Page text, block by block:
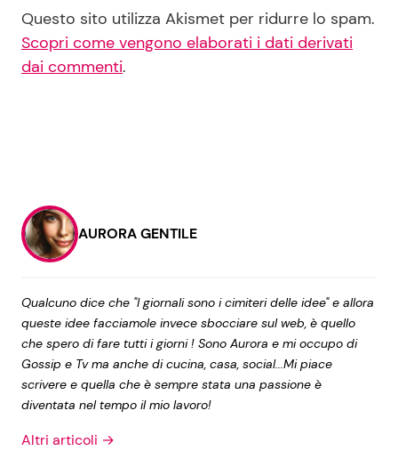
Questo sito utilizza Akismet per ridurre lo spam.
Scopri come vengono elaborati i dati derivati
dai commenti.
AURORA GENTILE
Qualcuno dice che "I giornali sono i cimiteri delle idee" e allora
queste idee facciamole invece sbocciare sul web, è quello
che spero di fare tutti i giorni ! Sono Aurora e mi occupo di
Gossip e Tv ma anche di cucina, casa, social...Mi piace
scrivere e quella che è sempre stata una passione è
diventata nel tempo il mio lavoro!
Altri articoli →